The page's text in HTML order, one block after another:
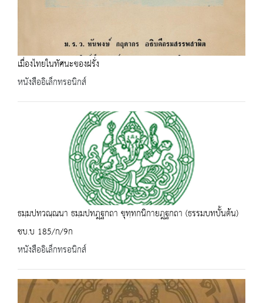
เมื่องไทยในทัศนะของฝรั่ง
หนังสืออิเล็กทรอนิกส์
ธมฺมปทวณฺณนา ธมฺมปทฎฺฐกถา ขุทฺทกนิกายฎฺฐกถา (ธรรมบทบั้นต้น)
ชบ.บ 185/ก/9ก
หนังสืออิเล็กทรอนิกส์